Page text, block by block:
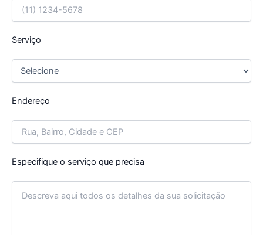
Serviço
Endereço
Especifique o serviço que precisa